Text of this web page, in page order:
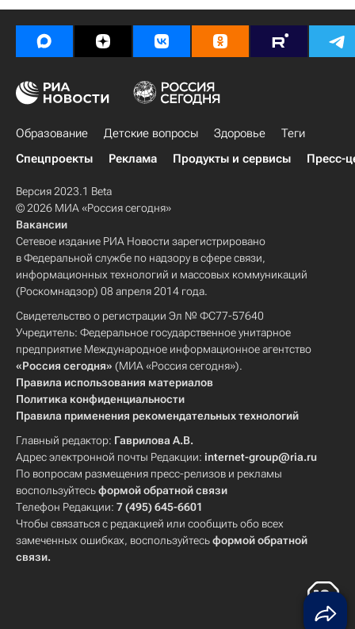
Образование Детские вопросы Здоровье
Теги
Спецпроекты
Реклама Продукты и сервисы Пресс-
Версия 2023.1 Beta
© 2026 МИА «Россия сегодня»
Вакансии
Сетевое издание РИА Новости зарегистрировано
в Федеральной службе по надзору в сфере связи,
информационных технологий и массовых коммуникаций
(Роскомнадзор) 08 апреля 2014 года.
Свидетельство о регистрации Эл № ФС77-57640
Учредитель: Федеральное государственное унитарное
предприятие Международное информационное агентство
«Россия сегодня» (МИА «Россия сегодня»).
Правила использования материалов
Политика конфиденциальности
Правила применения рекомендательных технологий
Главный редактор: Гаврилова А.В.
Адрес электронной почты Редакции: internet-group@ria.ru
По вопросам размещения пресс-релизов и рекламы
воспользуйтесьформой обратной связи
Телефон Редакции: 7 (495) 645-6601
Чтобы связаться с редакцией или сообщить обо всех
замеченных ошибках, воспользуйтесьформой обратной
связи.